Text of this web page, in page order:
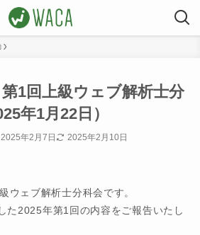
第1回上級ウェブ解析士分
年1月22日）
2025年2月7日 2025年2月10日
ウェブ解析士分科会です。
た2025年第1回の内容をご報告いたし